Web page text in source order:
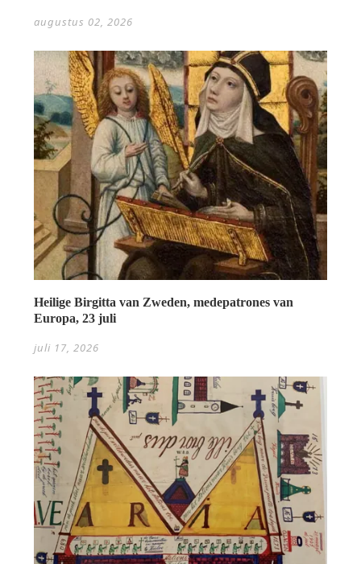
augustus 02, 2026
Heilige Birgitta van Zweden, medepatrones van
Europa, 23 juli
juli 17, 2026